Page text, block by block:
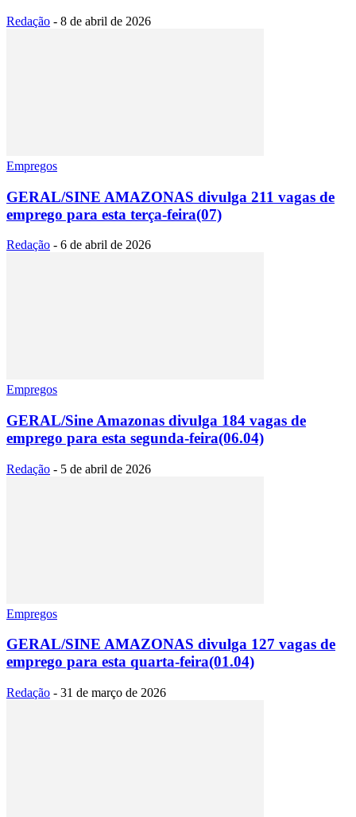
Redação - 8 de abril de 2026
Empregos
GERAL/SINE AMAZONAS divulga 211 vagas de
emprego para esta terça-feira(07)
Redação - 6 de abril de 2026
Empregos
GERAL/Sine Amazonas divulga 184 vagas de
emprego para esta segunda-feira(06.04)
Redação - 5 de abril de 2026
Empregos
GERAL/SINE AMAZONAS divulga 127 vagas de
emprego para esta quarta-feira(01.04)
Redação - 31 de março de 2026